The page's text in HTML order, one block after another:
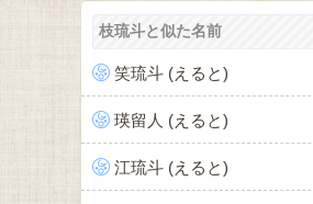
枝琉斗と似た名前
笑琉斗 (えると)
瑛留人 (えると)
江琉斗 (えると)